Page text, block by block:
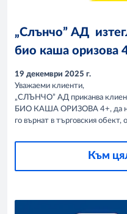
„Слънчо” АД
био каша оризова
19 декември 2025 г.
Уважаеми клиенти,
„СЛЪНЧО” АД приканва
БИО КАША ОРИЗОВА 4+, да не
го върнат в търговския обект,
Към